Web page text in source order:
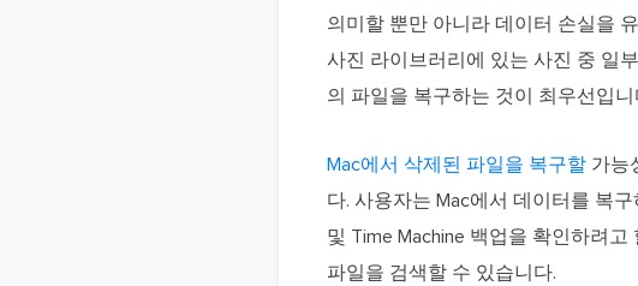
의미할 뿐만 아니라 데이터 손실을
사진 라이브러리에 있는 사진 중 일
의 파일을 복구하는 것이 최우선입니
Mac에서 삭제된 파일을 복구할 가능
다. 사용자는 Mac에서 데이터를 복
및 Time Machine 백업을 확인하려고
파일을 검색할 수 있습니다.